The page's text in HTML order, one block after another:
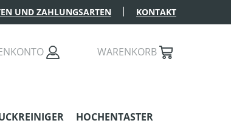
UND ZAHLUNGSARTEN KONTAKT
WARENKORB
HOCHENTASTER